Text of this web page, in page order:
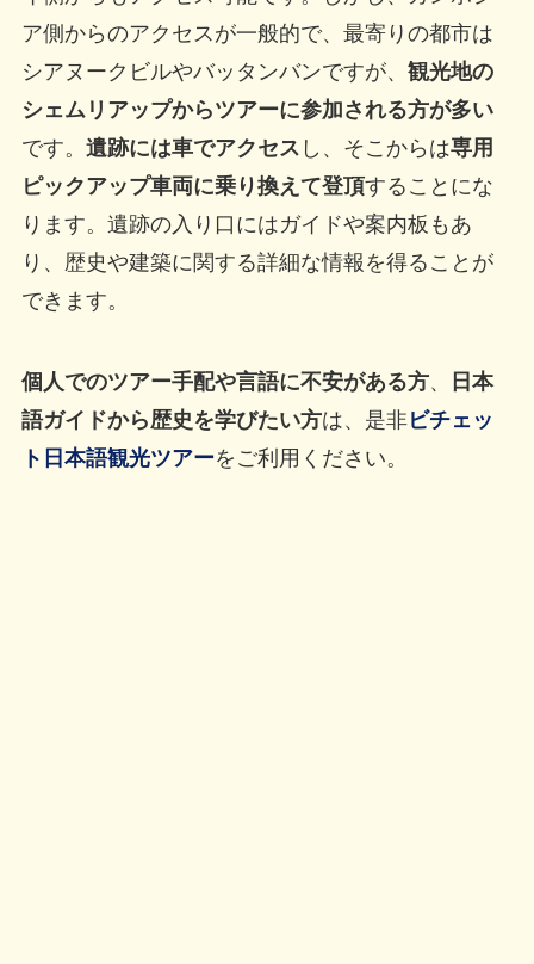
ア側からのアクセスが一般的で、最寄りの都市は
シアヌークビルやバッタンバンですが、 観光地の
シェムリアップからツアーに参加される方が多い
です。 遺跡には車でアクセス し、そこからは専用
ピックアップ車両に乗り換えて登頂することにな
ります。遺跡の入り口にはガイドや案内板もあ
り、歴史や建築に関する詳細な情報を得ることが
できます。
個人でのツアー手配や言語に不安がある方、
日本
語ガイドから歴史を学びたい方は、是非ビチェッ
ト日本語観光ツアーをご利用ください。